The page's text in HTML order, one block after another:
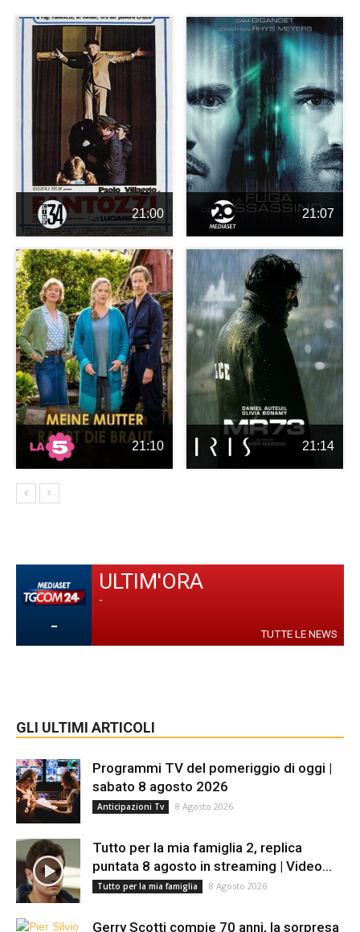
21:00 21:07
21:10 21:14
-
ULTIM'ORA
-
TUTTE LE NEWS
GLI ULTIMI ARTICOLI
Programmi TV del pomeriggio di oggi |
sabato 8 agosto 2026
Anticipazioni Tv 8 Agosto 2026
Tutto per la mia famiglia 2, replica
puntata 8 agosto in streaming | Video...
Tutto per la mia famiglia 8 Agosto 2026
Gerry Scotti compie 70 anni, la sorpresa